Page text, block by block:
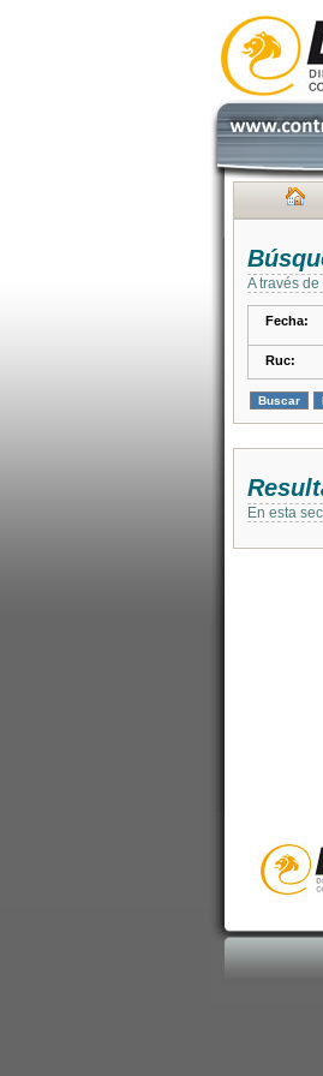
A través
Fecha:
Ruc:
En esta